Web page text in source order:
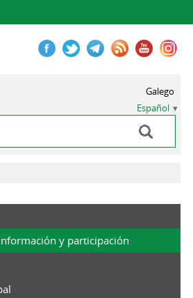
búsqueda
Galego
Español
y participación